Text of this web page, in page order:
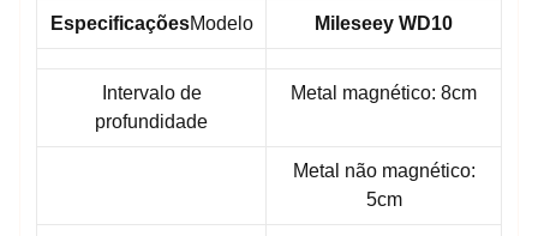
EspecificaçõesModelo Mileseey WD10
Intervalo de
profundidade
Metal magnético: 8cm
Metal não magnético:
5cm